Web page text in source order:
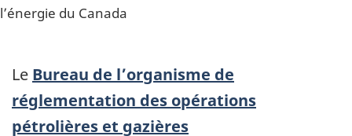
l’énergie du Canada
Le Bureau de l’organisme de
réglementation des opérations
pétrolières et gazières